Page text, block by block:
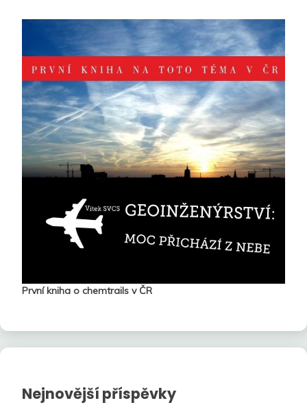
První kniha o chemtrails v ČR
Nejnovější příspěvky